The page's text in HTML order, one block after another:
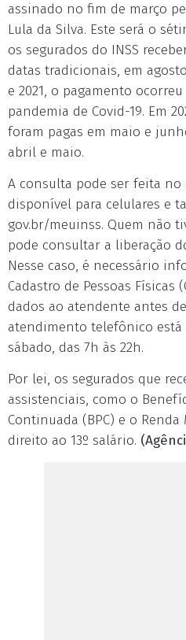
assinado no fim de março
Lula da Silva. Este será o
os segurados do INSS
datas tradicionais, em
e 2021, o pagamento
pandemia de Covid-19. Em
foram pagas em maio e
abril e maio.
A consulta pode ser feita no
disponível para celulares e
gov.br/meuinss. Quem não
pode consultar a liberação
Nesse caso, é necessário
Cadastro de Pessoas Físicas
dados ao atendente antes
atendimento telefônico
sábado, das 7h às 22h.
Por lei, os segurados que
assistenciais, como o
Continuada (BPC) e o
direito ao 13º salário.